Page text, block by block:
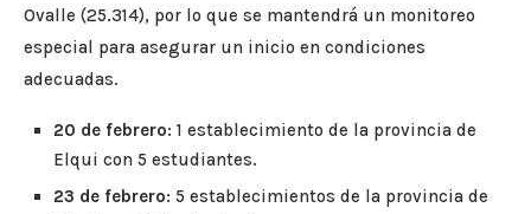
Ovalle (25.314), por lo que se mantendrá un monitoreo
especial para asegurar un inicio en condiciones
adecuadas.
20 de febrero: 1 establecimiento de la provincia de
Elqui con 5 estudiantes.
23 de febrero: 5 establecimientos de la provincia de